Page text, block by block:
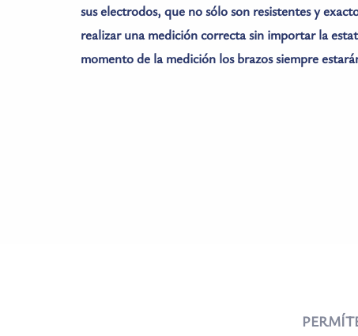
sus electrodos, que no sólo son resistentes y
realizar una medición correcta sin importar la
momento de la medición los brazos siempre